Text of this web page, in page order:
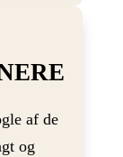
af de
og